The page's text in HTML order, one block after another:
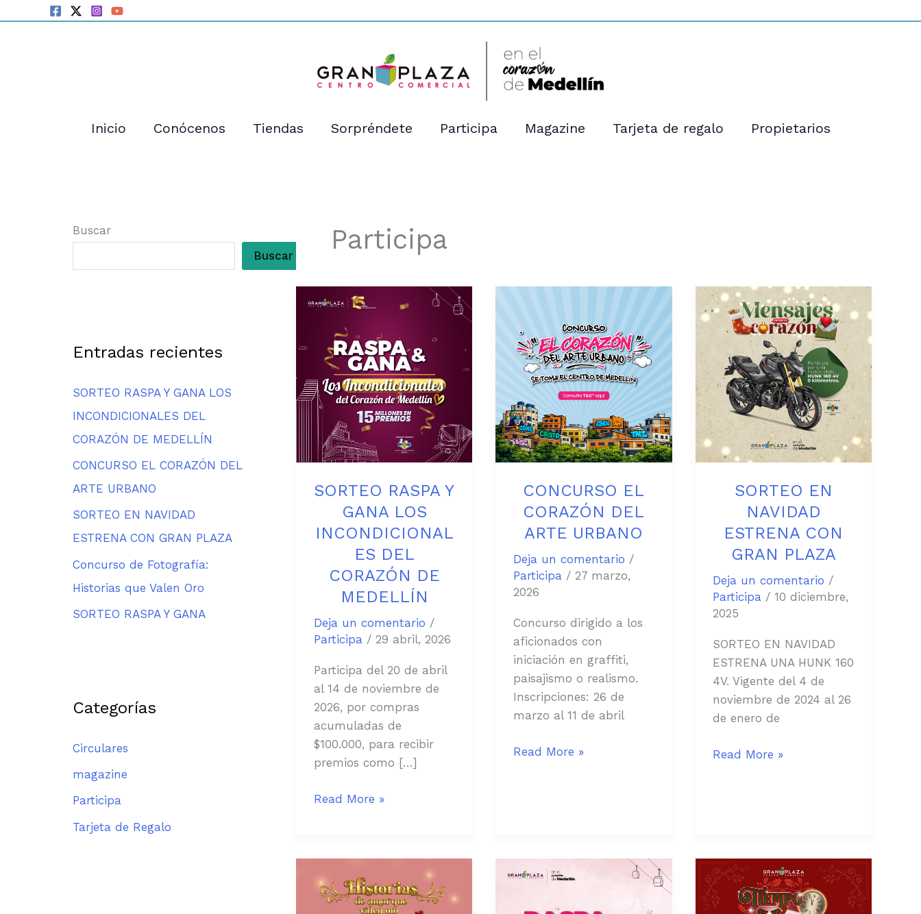
Inicio Conócenos Tiendas Sorpréndete Participa Magazine Tarjeta de regalo Propietarios
Buscar
Buscar
Entradas recientes
SORTEO RASPA Y GANA LOS
INCONDICIONALES DEL
CORAZÓN DE MEDELLÍN
CONCURSO EL CORAZÓN DEL
ARTE URBANO
SORTEO EN NAVIDAD
ESTRENA CON GRAN PLAZA
Concurso de Fotografía:
Historias que Valen Oro
SORTEO RASPA Y GANA
Categorías
Circulares
magazine
Participa
Tarjeta de Regalo
Participa
SORTEO RASPA Y
GANA LOS
INCONDICIONAL
ES DEL
CORAZÓN DE
MEDELLÍN
Deja un comentario /
Participa / 29 abril, 2026
Participa del 20 de abril
al 14 de noviembre de
2026, por compras
acumuladas de
$100.000, para recibir
premios como […]
SORTEO
GANA
LOS
INCONDICIONALES
DEL
CORAZÓN
DE
MEDELLÍN
Read More »
CONCURSO EL
CORAZÓN DEL
ARTE URBANO
Deja un comentario /
Participa / 27 marzo,
2026
Concurso dirigido a los
aficionados con
iniciación en graffiti,
paisajismo o realismo.
Inscripciones: 26 de
marzo al 11 de abril
CORAZÓN
DEL
ARTE
URBANO
Read More »
SORTEO EN
NAVIDAD
ESTRENA CON
GRAN PLAZA
Deja un comentario /
Participa /10 diciembre,
2025
SORTEO EN NAVIDAD
ESTRENA UNA HUNK 160
4V. Vigente del 4 de
noviembre de 2024 al 26
de enero de
SORTEO
EN
NAVIDAD
ESTRENA
CON
GRAN
PLAZA
Read More »
de
Fotografía:
SORTEO
RASPA
SORTEO
ES
TIEMPO